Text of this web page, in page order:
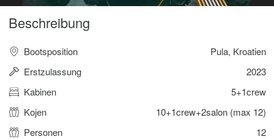
Beschreibung
Bootsposition
Pula, Kroatien
Erstzulassung
2023
Kabinen
5+1crew
Kojen
10+1crew+2salon (max 12)
Personen
12